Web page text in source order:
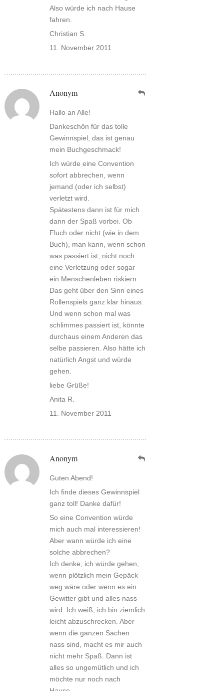
Also würde ich nach Hause
fahren.
Christian S.
11. November 2011
Anonym
Hallo an Alle!
Dankeschön für das tolle
Gewinnspiel, das ist genau
mein Buchgeschmack!
Ich würde eine Convention
sofort abbrechen, wenn
jemand (oder ich selbst)
verletzt wird.
Spätestens dann ist für mich
dann der Spaß vorbei. Ob
Fluch oder nicht (wie in dem
Buch), man kann, wenn schon
was passiert ist, nicht noch
eine Verletzung oder sogar
ein Menschenleben riskiern.
Das geht über den Sinn eines
Rollenspiels ganz klar hinaus.
Und wenn schon mal was
schlimmes passiert ist, könnte
durchaus einem Anderen das
selbe passieren. Also hätte ich
natürlich Angst und würde
gehen.
liebe Grüße!
Anita R.
11. November 2011
Anonym
Guten Abend!
Ich finde dieses Gewinnspiel
ganz toll! Danke dafür!
So eine Convention würde
mich auch mal interessieren!
Aber wann würde ich eine
solche abbrechen?
Ich denke, ich würde gehen,
wenn plötzlich mein Gepäck
weg wäre oder wenn es ein
Gewitter gibt und alles nass
wird. Ich weiß, ich bin ziemlich
leicht abzuschrecken. Aber
wenn die ganzen Sachen
nass sind, macht es mir auch
nicht mehr Spaß. Dann ist
alles so ungemütlich und ich
möchte nur noch nach